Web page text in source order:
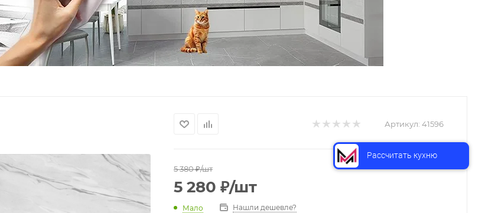
Артикул: 41596
5 380₽/шт
5 280 ₽/шт
Мало Нашли дешевле?
Рассчитать кухню